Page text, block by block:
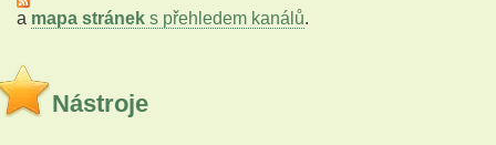
a mapa stránek s přehledem kanálů.
Nástroje